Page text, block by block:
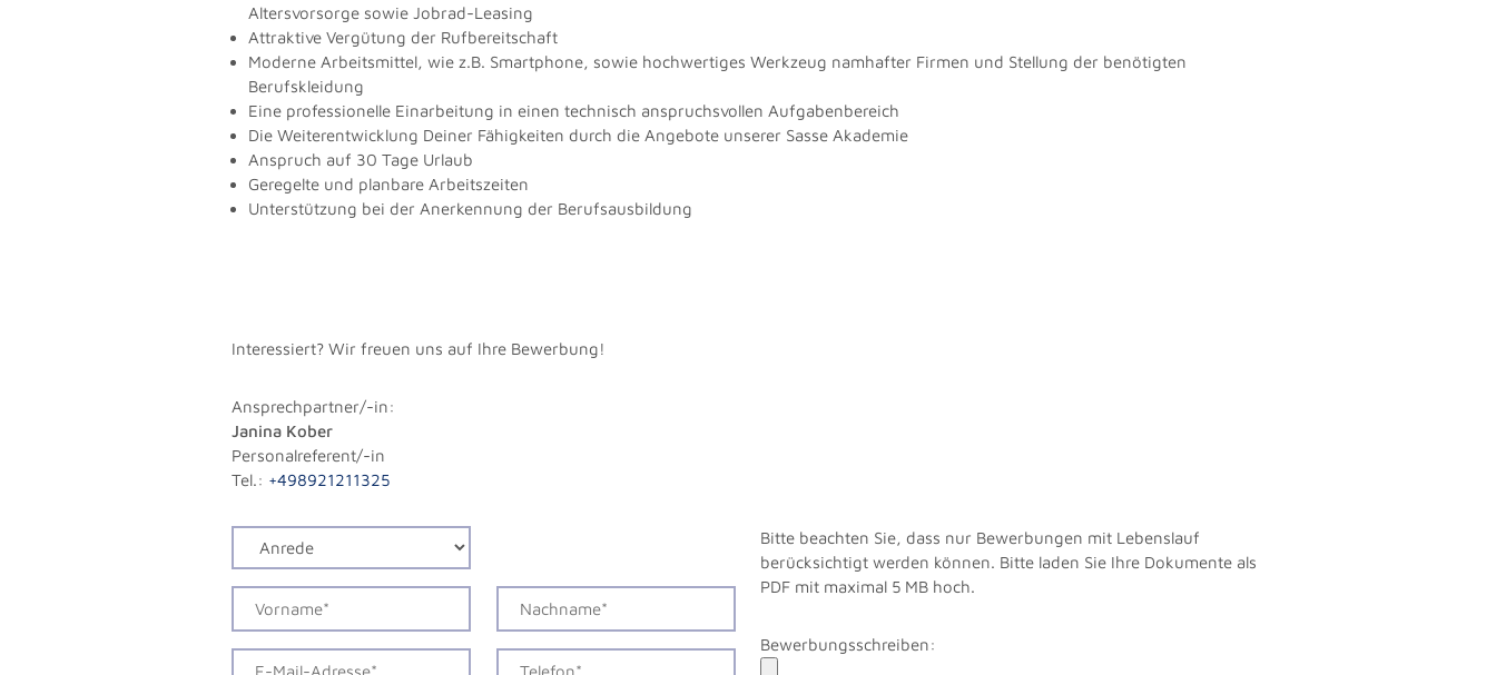
Altersvorsorge sowie Jobrad-Leasing
Attraktive Vergütung der Rufbereitschaft
Moderne Arbeitsmittel, wie z.B. Smartphone, sowie hochwertiges Werkzeug namhafter Firmen und Stellung der benötigten
Berufskleidung
Eine professionelle Einarbeitung in einen technisch anspruchsvollen Aufgabenbereich
Die Weiterentwicklung Deiner Fähigkeiten durch die Angebote unserer Sasse Akademie
Anspruch auf 30 Tage Urlaub
Geregelte und planbare Arbeitszeiten
Unterstützung bei der Anerkennung der Berufsausbildung
Interessiert? Wir freuen uns auf Ihre Bewerbung!
Ansprechpartner/-in:
Janina Kober
Personalreferent/-in
Tel.: +498921211325
Bitte beachten Sie, dass nur Bewerbungen mit Lebenslauf
berücksichtigt werden können. Bitte laden Sie Ihre Dokumente als
PDF mit maximal 5 MB hoch.
Bewerbungsschreiben: